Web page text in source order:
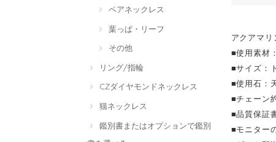
ペアネックレス
葉っぱ・リーフ
その他
リング/指輪
CZダイヤモンドネックレス
猫ネックレス
鑑別書またはオプションで鑑別
アクアマ
■使用素材
■サイズ：
■使用石：
■チェーン
■品質保証
■モニター